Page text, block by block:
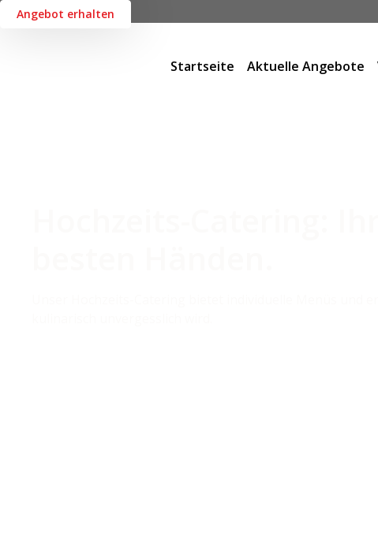
Startseite Aktuelle Angebote
Angebot erhalten